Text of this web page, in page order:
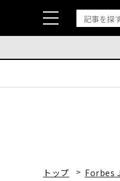
トップ Forbes